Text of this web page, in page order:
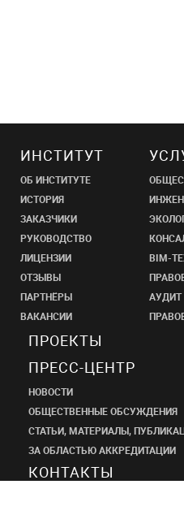
ИНСТИТУТ
ОБ ИНСТИТУТЕ
ИСТОРИЯ
ЗАКАЗЧИКИ
РУКОВОДСТВО
ЛИЦЕНЗИИ
ОТЗЫВЫ
ПАРТНЁРЫ
ВАКАНСИИ
BIM-
АУДИТ
ПРОЕКТЫ
ПРЕСС-ЦЕНТР
НОВОСТИ
ОБЩЕСТВЕННЫЕ ОБСУЖДЕНИЯ
СТАТЬИ, МАТЕРИАЛЫ,
ЗА ОБЛАСТЬЮ АККРЕДИТАЦИИ
КОНТАКТЫ